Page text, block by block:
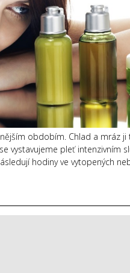
obdobím. Chlad a mráz
vystavujeme pleť intenzivním
hodiny ve vytopených